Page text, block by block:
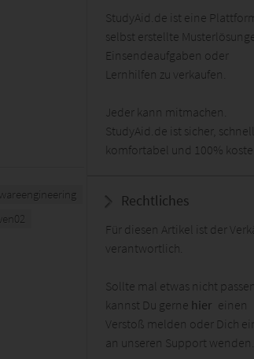
StudyAid.de ist eine
selbst erstellte
Einsendeaufgaben oder
Lernhilfen zu verkaufen.
Jeder kann mitmachen.
StudyAid.de ist sicher, schnell,
komfortabel und 100%
Rechtliches
Für diesen Artikel ist der
verantwortlich.
Sollte mal etwas nicht passen,
kannst Du gerne hier einen
Verstoß melden oder Dich
an unseren Support wenden.